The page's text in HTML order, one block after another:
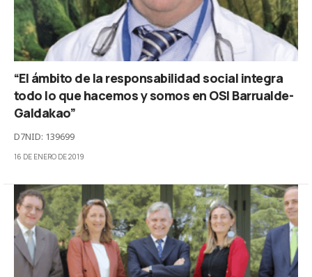
“El ámbito de la responsabilidad social integra
todo lo que hacemos y somos en OSI Barrualde-
Galdakao”
D7NID: 139699
16 DE ENERO DE 2019